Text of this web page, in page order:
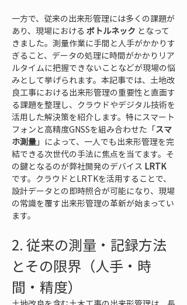
一方で、従来の出来形管理には多くの課題が
あり、現場における ボトルネック となって
きました。測量作業に手間と人手がかかりす
ぎること、データの処理に時間がかかりリア
ルタイムに把握できないことなどが現場の悩
みとして挙げられます。本記事では、土地改
良工事における出来形管理の重要性と直面す
る課題を整理し、クラウドやデジタル技術を
活用した解決策を紹介します。特にスマート
フォンと高精度GNSSを組み合わせた「スマ
ホ測量 」によって、一人でも出来形管理を完
結できる次世代の手法に焦点を当てます。そ
の鍵となるのが弊社開発のデバイス LRTK
です。クラウドとLRTKを活用することで、
設計データとの即時照合が可能になり、現場
の常識を覆す出来形管理の革新が始まってい
ます。
2. 従来の測量・記録方法
とその限界（人手・時
間・精度）